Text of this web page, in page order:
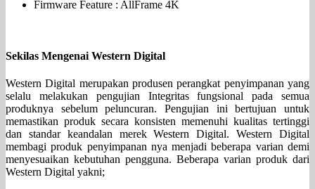
Firmware Feature : AllFrame 4K
Sekilas Mengenai Western Digital
Western Digital merupakan produsen perangkat penyimpanan yang
selalu melakukan pengujian Integritas fungsional pada semua
produknya sebelum peluncuran. Pengujian ini bertujuan untuk
memastikan produk secara konsisten memenuhi kualitas tertinggi
dan standar keandalan merek Western Digital. Western Digital
membagi produk penyimpanan nya menjadi beberapa varian demi
menyesuaikan kebutuhan pengguna. Beberapa varian produk dari
Western Digital yakni;